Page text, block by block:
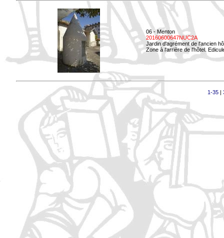
06 - Menton
20160600647NUC2A
Jardin d'agrément de l'ancien
Zone à l'arrière de l'hôtel.
1-35|